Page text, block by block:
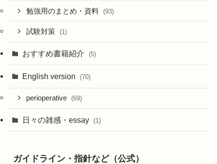
勉強用のまとめ・資料 (93)
試験対策 (1)
おすすめ書籍紹介 (5)
English version (70)
perioperative (69)
日々の雑感・essay (1)
ガイドライン・指針など（公式）